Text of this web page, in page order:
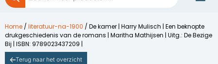
Home / literatuur-na-1900 / De kamer | Harry Mulisch | Een beknopte
drukgeschiedenis van de romans | Maritha Mathijsen | Uitg.: De Bezige
Bij | ISBN: 9789023437209 |
Terug naar het overzicht